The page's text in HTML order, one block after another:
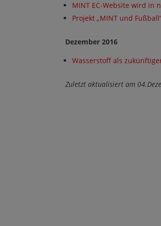
MINT EC-Website wird in
Projekt „MINT und
Dezember 2016
Wasserstoff als
Zuletzt aktualisiert am